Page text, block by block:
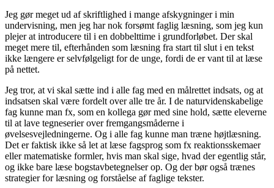
Jeg gør meget ud af skriftlighed i mange afskygninger i min
undervisning, men jeg har nok forsømt faglig læsning, som jeg kun
plejer at introducere til i en dobbelttime i grundforløbet. Der skal
meget mere til, efterhånden som læsning fra start til slut i en tekst
ikke længere er selvfølgeligt for de unge, fordi de er vant til at læse
på nettet.
Jeg tror, at vi skal sætte ind i alle fag med en målrettet indsats, og at
indsatsen skal være fordelt over alle tre år. I de naturvidenskabelige
fag kunne man fx, som en kollega gør med sine hold, sætte eleverne
til at lave tegneserier over fremgangsmåderne i
øvelsesvejledningerne. Og i alle fag kunne man træne højtlæsning.
Det er faktisk ikke så let at læse fagsprog som fx reaktionsskemaer
eller matematiske formler, hvis man skal sige, hvad der egentlig står,
og ikke bare læse bogstavbetegnelser op. Og der bør også trænes
strategier for læsning og forståelse af faglige tekster.